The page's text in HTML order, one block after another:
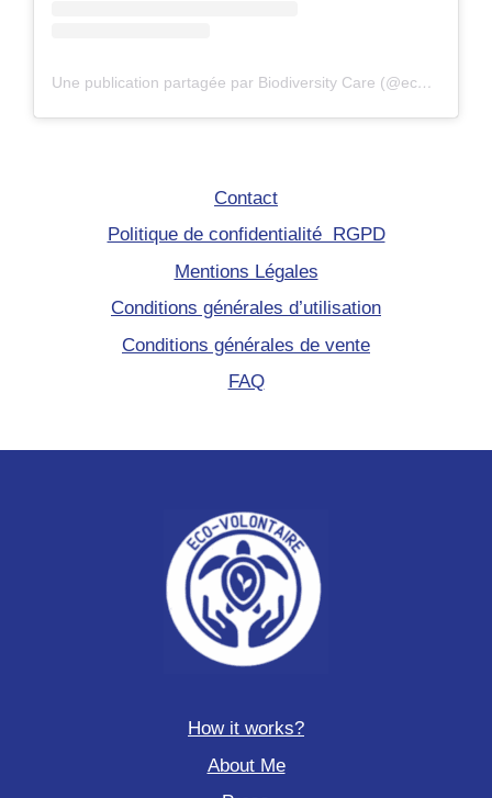
Une publication partagée par Biodiversity Care (@eco.volontaire)
Contact
Politique de confidentialité RGPD
Mentions Légales
Conditions générales d’utilisation
Conditions générales de vente
FAQ
How it works?
About Me